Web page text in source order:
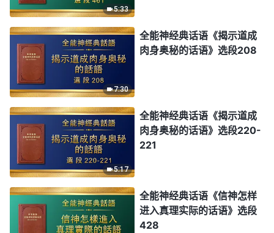
5:33
7:30
全能神经典话语《揭示道成
肉身奥秘的话语》选段208
5:17
全能神经典话语《揭示道成
肉身奥秘的话语》选段220-
221
全能神经典话语《信神怎样
进入真理实际的话语》选段
428